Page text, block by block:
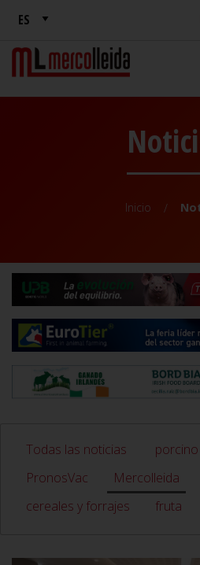
Inicio
Todas las noticias porcino
PronosVac
Mercolleida
cereales y forrajes
fruta